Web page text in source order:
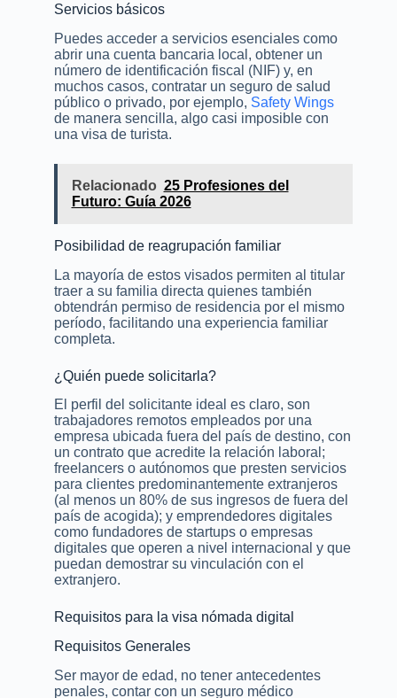
Servicios básicos
Puedes acceder a servicios esenciales como
abrir una cuenta bancaria local, obtener un
número de identificación fiscal (NIF) y, en
muchos casos, contratar un seguro de salud
público o privado, por ejemplo, Safety Wings
de manera sencilla, algo casi imposible con
una visa de turista.
Relacionado 25 Profesiones del
Futuro: Guía 2026
Posibilidad de reagrupación familiar
La mayoría de estos visados permiten al titular
traer a su familia directa quienes también
obtendrán permiso de residencia por el mismo
período, facilitando una experiencia familiar
completa.
¿Quién puede solicitarla?
El perfil del solicitante ideal es claro, son
trabajadores remotos empleados por una
empresa ubicada fuera del país de destino, con
un contrato que acredite la relación laboral;
freelancers o autónomos que presten servicios
para clientes predominantemente extranjeros
(al menos un 80% de sus ingresos de fuera del
país de acogida); y emprendedores digitales
como fundadores de startups o empresas
digitales que operen a nivel internacional y que
puedan demostrar su vinculación con el
extranjero.
Requisitos para la visa nómada digital
Requisitos Generales
Ser mayor de edad, no tener antecedentes
penales, contar con un seguro médico